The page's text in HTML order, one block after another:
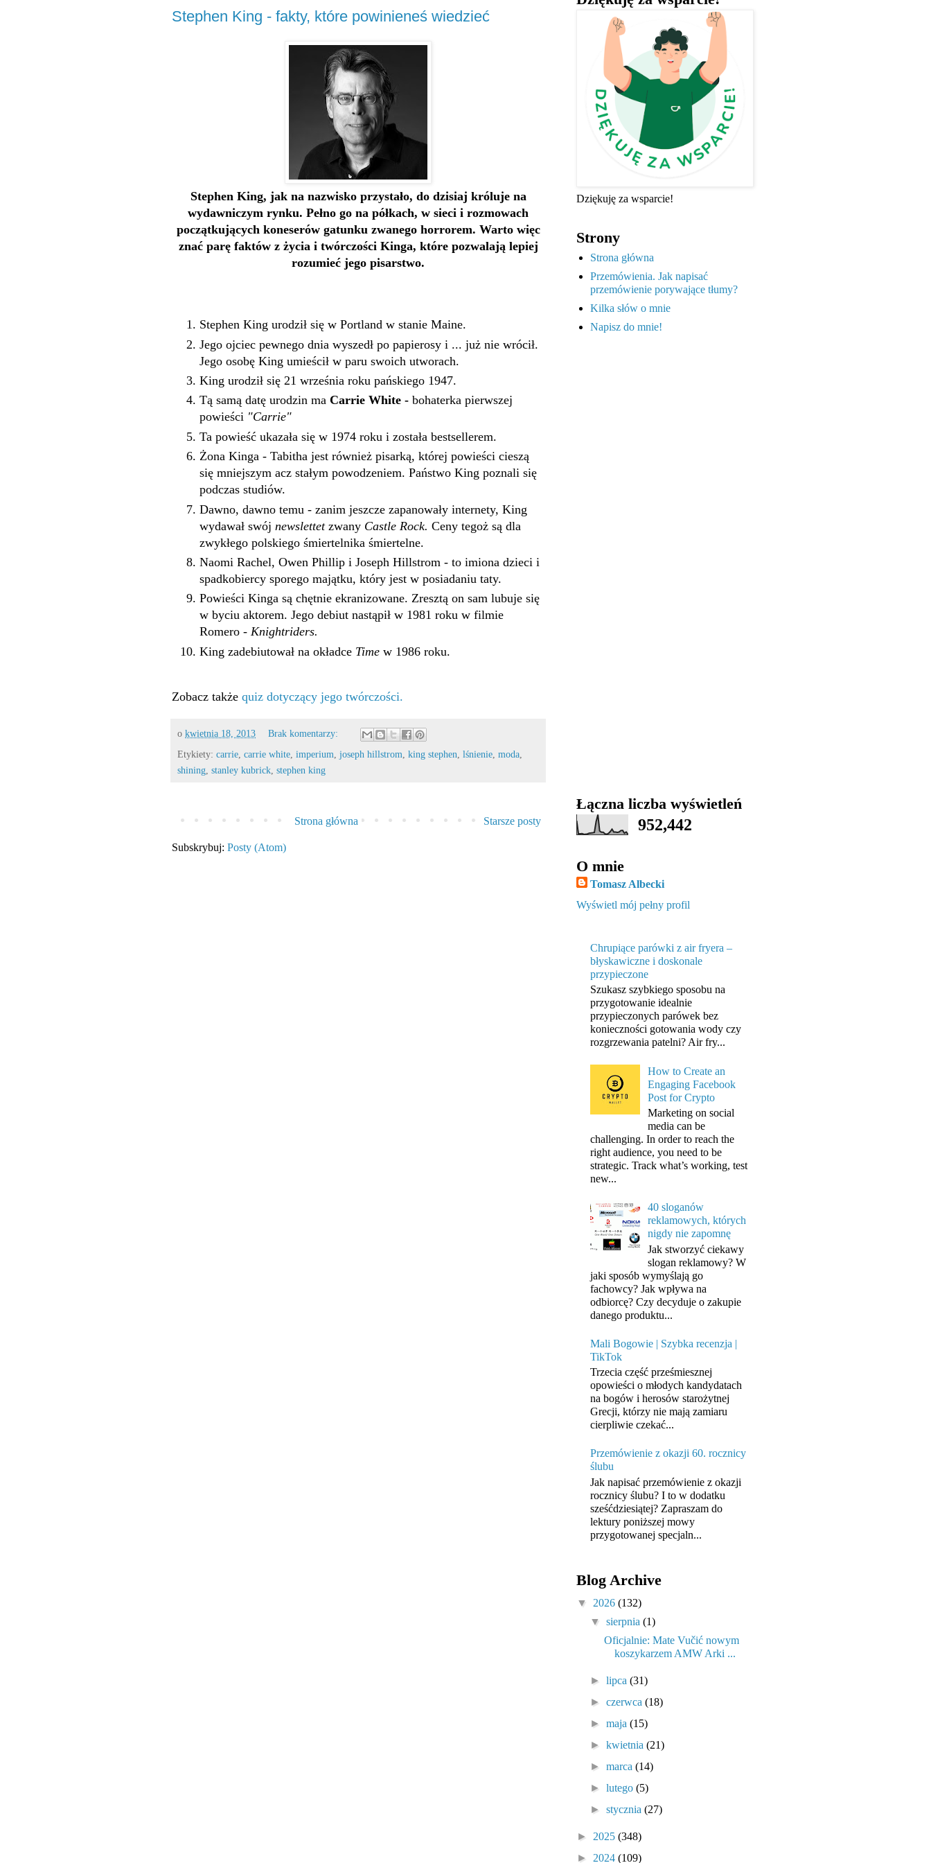
Stephen King - fakty, które powinieneś wiedzieć
Stephen King, jak na nazwisko przystało, do dzisiaj króluje na
wydawniczym rynku. Pełno go na półkach, w sieci i rozmowach
początkujących koneserów gatunku zwanego horrorem. Warto więc
znać parę faktów z życia i twórczości Kinga, które pozwalają lepiej
rozumieć jego pisarstwo.
Stephen King urodził się w Portland w stanie Maine.
Jego ojciec pewnego dnia wyszedł po papierosy i ... już nie wrócił.
Jego osobę King umieścił w paru swoich utworach.
King urodził się 21 września roku pańskiego 1947.
Tą samą datę urodzin ma Carrie White - bohaterka pierwszej
powieści "Carrie"
Ta powieść ukazała się w 1974 roku i została bestsellerem.
Żona Kinga - Tabitha jest również pisarką, której powieści cieszą
się mniejszym acz stałym powodzeniem. Państwo King poznali się
podczas studiów.
Dawno, dawno temu - zanim jeszcze zapanowały internety, King
wydawał swój newslettet zwany Castle Rock. Ceny tegoż są dla
zwykłego polskiego śmiertelnika śmiertelne.
Naomi Rachel, Owen Phillip i Joseph Hillstrom - to imiona dzieci i
spadkobiercy sporego majątku, który jest w posiadaniu taty.
Powieści Kinga są chętnie ekranizowane. Zresztą on sam lubuje się
w byciu aktorem. Jego debiut nastąpił w 1981 roku w filmie
Romero - Knightriders.
King zadebiutował na okładce Time w 1986 roku.
Zobacz także quiz dotyczący jego twórczości.
o kwietnia 18, 2013
Brak komentarzy:
Etykiety: carrie carrie white imperium joseph hillstrom king stephen lśnienie moda
shining stanley kubrick stephen king
Starsze posty
Strona główna
Subskrybuj: Posty (Atom)
Dziękuję za wsparcie!
Strony
Strona główna
Przemówienia. Jak napisać
przemówienie porywające tłumy?
Kilka słów o mnie
Napisz do mnie!
Łączna liczba wyświetleń
952,442
O mnie
Tomasz Albecki
Wyświetl mój pełny profil
Chrupiące parówki z air fryera –
błyskawiczne i doskonale
przypieczone
Szukasz szybkiego sposobu na
przygotowanie idealnie
przypieczonych parówek bez
konieczności gotowania wody czy
rozgrzewania patelni? Air fry...
How to Create an
Engaging Facebook
Post for Crypto
Marketing on social
media can be
challenging. In order to reach the
right audience, you need to be
strategic. Track what’s working, test
new...
40 sloganów
reklamowych, których
nigdy nie zapomnę
Jak stworzyć ciekawy
slogan reklamowy? W
jaki sposób wymyślają go
fachowcy? Jak wpływa na
odbiorcę? Czy decyduje o zakupie
danego produktu...
Mali Bogowie | Szybka recenzja |
TikTok
Trzecia część prześmiesznej
opowieści o młodych kandydatach
na bogów i herosów starożytnej
Grecji, którzy nie mają zamiaru
cierpliwie czekać...
Przemówienie z okazji 60. rocznicy
ślubu
Jak napisać przemówienie z okazji
rocznicy ślubu? I to w dodatku
sześćdziesiątej? Zapraszam do
lektury poniższej mowy
przygotowanej specjaln...
Blog Archive
▼ 2026 (132)
▼sierpnia(1)
Oficjalnie: Mate Vučić nowym
koszykarzem AMW Arki ...
►lipca(31)
►czerwca(18)
►maja(15)
►kwietnia(21)
►marca(14)
►lutego(5)
►stycznia(27)
► 2025 (348)
► 2024 (109)